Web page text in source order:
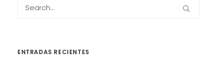
ENTRADAS RECIENTES